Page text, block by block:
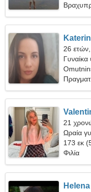
26 ετών,
Γυναίκα
21
Ωραία
173 εκ
Φιλία
Helena